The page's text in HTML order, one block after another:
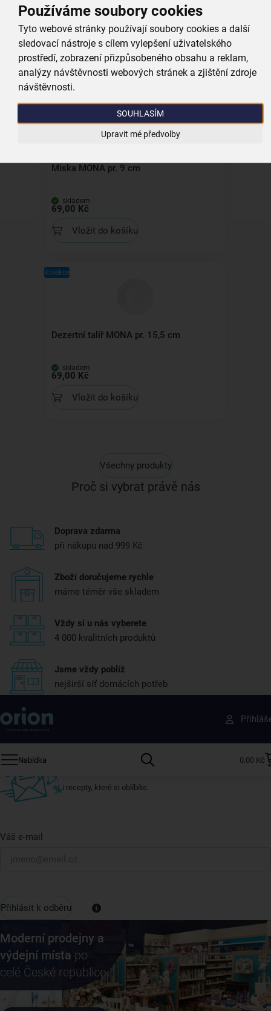
Používáme soubory cookies
Tyto webové stránky používají soubory cookies a další
sledovací nástroje s cílem vylepšení uživatelského
prostředí, zobrazení přizpůsobeného obsahu a reklam,
analýzy návštěvnosti webových stránek a zjištění zdroje
návštěvnosti.
SOUHLASÍM
Upravit mé předvolby
skladem
59,00 Kč
Vložit do košíku
Kolekce
Miska MONA pr. 9 cm
skladem
69,00 Kč
Vložit do košíku
Kolekce
Dezertní talíř MONA pr. 15,5 cm
skladem
69,00 Kč
Vložit do košíku
Všechny produkty
Proč si vybrat právě nás
Doprava zdarma
při nákupu nad 999 Kč
Zboží doručujeme rychle
máme téměr vše skladem
Vždy si u nás vyberete
4 000 kvalitních produktů
Jsme vždy poblíž
nejširší síť domácích potřeb
Nabídka 0,00 Kč
Získejte rady, recepty a tipy na slevy dřív než
ostatní
Přihlaste se k odběru našeho newsletteru.
i recepty, které si oblíbíte.
Váš e-mail
Přihlásit k odběru
Moderní prodejny a
výdejní místa po
celé České republice